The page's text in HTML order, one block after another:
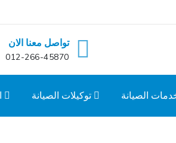
تواصل معنا الان
012-266-45870
الصيانة توكيلات الصيانة